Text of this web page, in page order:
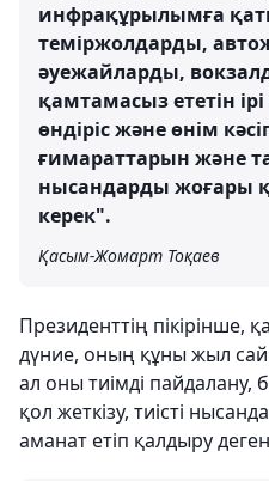
инфрақұрылымға
теміржолдарды,
әуежайларды,
қамтамасыз ететін
өндіріс және өнім
ғимараттарын және
нысандарды жоғары
керек".
Қасым-Жомарт Тоқаев
Президенттің пікірінше,
дүние, оның құны жыл
ал оны тиімді пайдалану,
қол жеткізу, тиісті
аманат етіп қалдыру